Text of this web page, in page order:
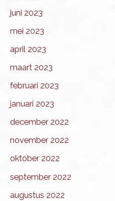
juni 2023
mei 2023
april 2023
maart 2023
februari 2023
januari 2023
december 2022
november 2022
oktober 2022
september 2022
augustus 2022